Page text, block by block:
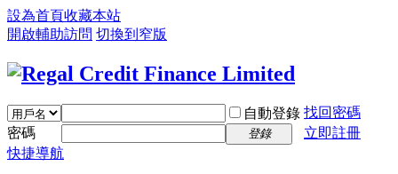
設為首頁收藏本站
開啟輔助訪問 切換到窄版
自動登錄 找回密碼
密碼
登錄
立即註冊
快捷導航